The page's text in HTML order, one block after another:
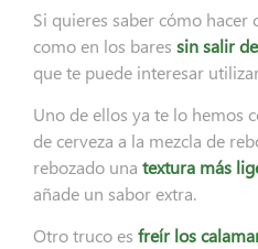
Si quieres saber cómo hacer
como en los bares sin salir
que te puede interesar
Uno de ellos ya te lo hemos
de cerveza a la mezcla de
rebozado una textura más
añade un sabor extra.
Otro truco es freír los